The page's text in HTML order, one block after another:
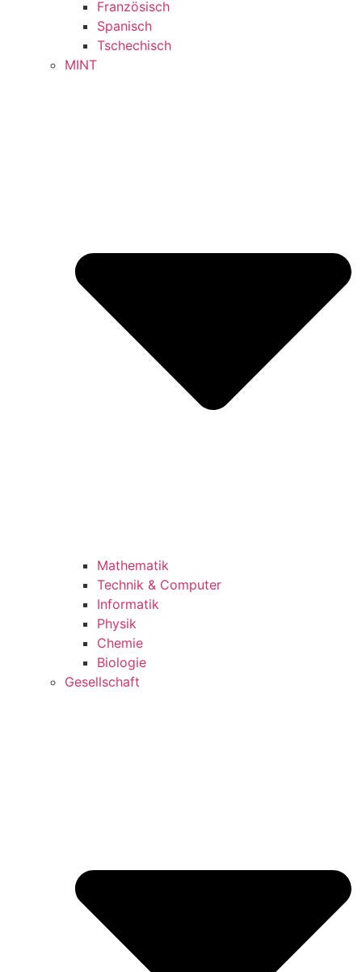
Französisch
Spanisch
Tschechisch
MINT
Mathematik
Technik & Computer
Informatik
Physik
Chemie
Biologie
Gesellschaft